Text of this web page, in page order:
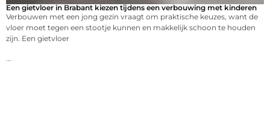
Een gietvloer in Brabant kiezen tijdens een verbouwing met kinderen
Verbouwen met een jong gezin vraagt om praktische keuzes, want de
vloer moet tegen een stootje kunnen en makkelijk schoon te houden
zijn. Een gietvloer